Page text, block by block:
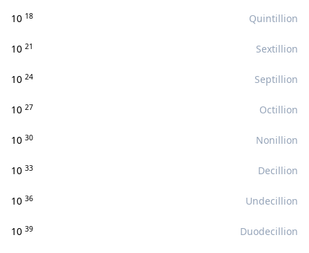
10 18 Quintillion
10 21 Sextillion
10 24 Septillion
10 27 Octillion
10 30 Nonillion
10 33 Decillion
10 36 Undecillion
10 39 Duodecillion